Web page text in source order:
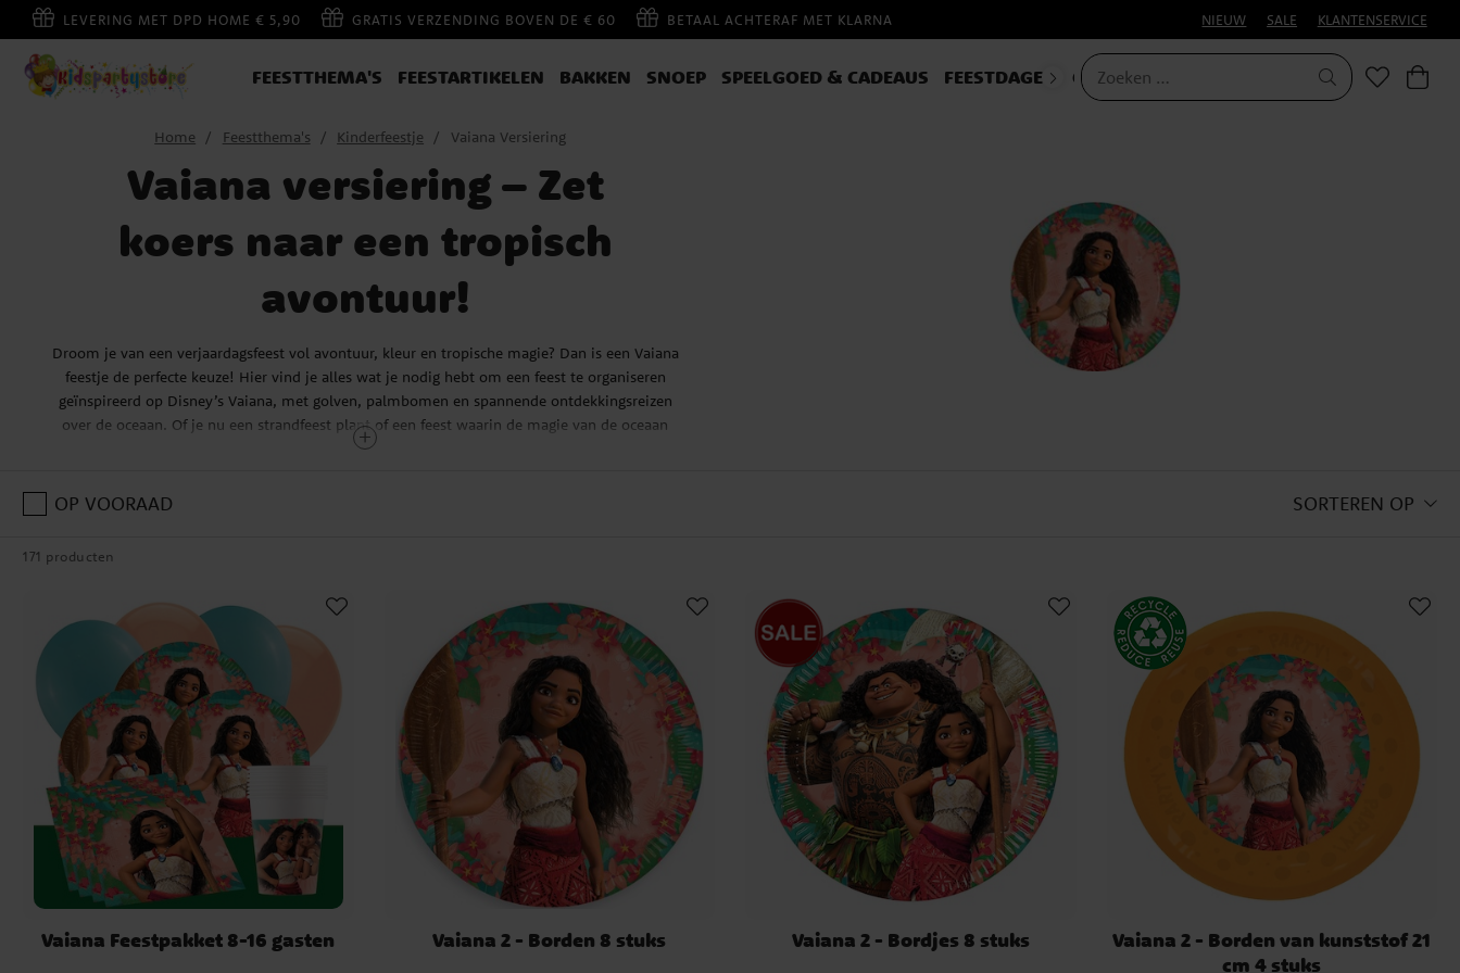
LEVERING MET DPD HOME € 5,90 GRATIS VERZENDING BOVEN DE € 60 BETAAL ACHTERAF MET KLARNA NIEUW SALE KLANTENSERVICE
FEESTTHEMA'S FEESTARTIKELEN BAKKEN SNOEP SPEELGOED & CADEAUS FEESTDAGEN CARNAVAL
Home Feestthema's Kinderfeestje Vaiana Versiering
Vaiana versiering – Zet
koers naar een tropisch
avontuur!
Droom je van een verjaardagsfeest vol avontuur, kleur en tropische magie? Dan is een Vaiana
feestje de perfecte keuze! Hier vind je alles wat je nodig hebt om een feest te organiseren
geïnspireerd op Disney’s Vaiana, met golven, palmbomen en spannende ontdekkingsreizen
over de oceaan. Of je nu een strandfeest plant of een feest waarin de magie van de oceaan
centraal staat, wij hebben de versiering, tafeldecoratie en feestartikelen om er een
Onze Vaiana-categorie bevat een breed assortiment feestartikelen om de juiste sfeer te
creëren. Dek de tafel met borden, bekers en servetten met Vaiana en Maui en vul het thema
aan met ballonnen, slingers en tafelkleden in tropische kleuren.
Laat je gasten zich in Vaiana’s wereld wanen door de feestruimte te versieren met
palmbomen, schelpen en flamingo’s. Hang een bord op met “Welkom op Motunui” bij de
ingang en geef elke gast een bloemenkrans, net zoals op een echte tropische eiland!
Eten en drinken, Tropische smaken uit de
oceaan
Wat serveer je op een Vaiana feestje? Laat je inspireren door tropische smaken en bied
OP VOORAAD SORTEREN OP
171 producten
Vaiana Feestpakket 8-16 gasten Vaiana 2 - Borden 8 stuks Vaiana 2 - Bordjes 8 stuks
Vaiana 2 - Borden van kunststof 21
cm 4 stuks